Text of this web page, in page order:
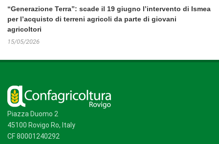
“Generazione Terra”: scade il 19 giugno l’intervento di Ismea
per l’acquisto di terreni agricoli da parte di giovani
agricoltori
15/05/2026
Piazza Duomo 2
45100 Rovigo Ro, Italy
CF 80001240292